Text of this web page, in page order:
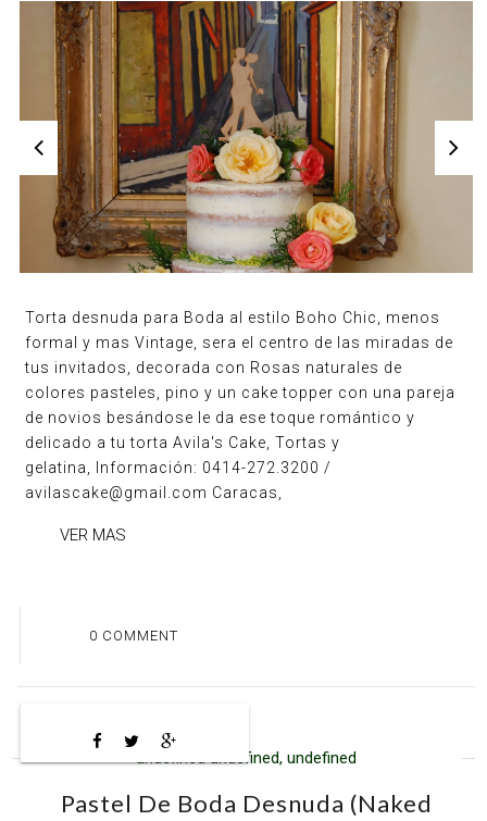
Torta desnuda para Boda al estilo Boho Chic, menos
formal y mas Vintage, sera el centro de las miradas de
tus invitados, decorada con Rosas naturales de
colores pasteles, pino y un cake topper con una pareja
de novios besándose le da ese toque romántico y
delicado a tu torta Avila's Cake, Tortas y
gelatina, Información: 0414-272.3200 /
avilascake@gmail.com Caracas,
VER MAS
0 COMMENT
undefined undefined, undefined
Pastel De Boda Desnuda (naked